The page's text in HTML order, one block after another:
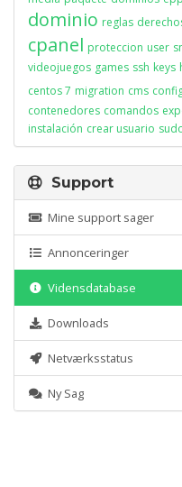
dominio reglas
cpanel proteccion user
videojuegos games ssh keys
centos 7 migration cms
contenedores comandos
instalación crear usuario
Support
Mine support sager
Annonceringer
Vidensdatabase
Downloads
Netværksstatus
Ny Sag